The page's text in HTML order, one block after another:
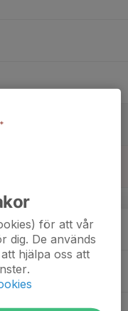
för att vår
dig. De används
hjälpa oss att